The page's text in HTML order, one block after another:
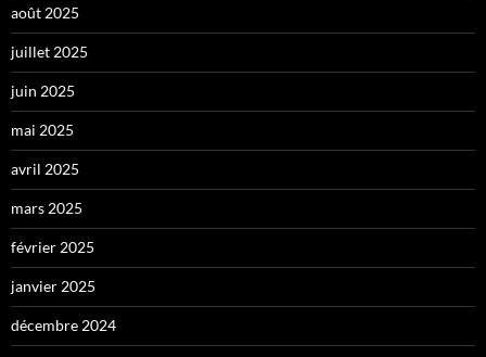
août 2025
juillet 2025
juin 2025
mai 2025
avril 2025
mars 2025
février 2025
janvier 2025
décembre 2024